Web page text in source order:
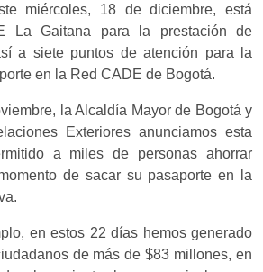
miércoles, 18 de diciembre, está
La Gaitana para la prestación de
a siete puntos de atención para la
en la Red CADE de Bogotá.
la Alcaldía Mayor de Bogotá y
Exteriores anunciamos esta
a miles de personas ahorrar
de sacar su pasaporte en la
en estos 22 días hemos generado
de más de $83 millones, en